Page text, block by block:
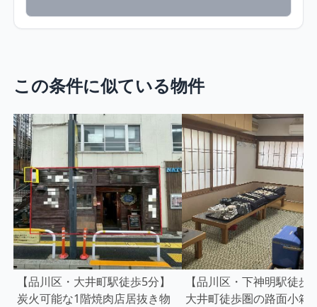
この条件に似ている物件
【品川区・大井町駅徒歩5分】
炭火可能な1階焼肉店居抜き物
【品川区・下神明駅徒歩
大井町徒歩圏の路面小箱